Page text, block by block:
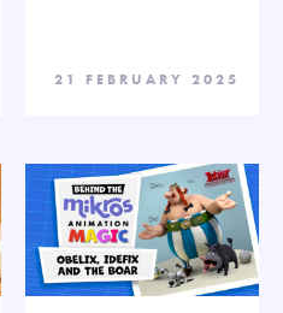
21 FEBRUARY 2025